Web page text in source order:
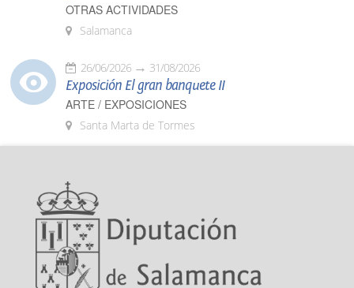
OTRAS ACTIVIDADES
Salamanca
26/06/2026 31/08/2026
Exposición El gran banquete II
ARTE / EXPOSICIONES
Santa Marta de Tormes